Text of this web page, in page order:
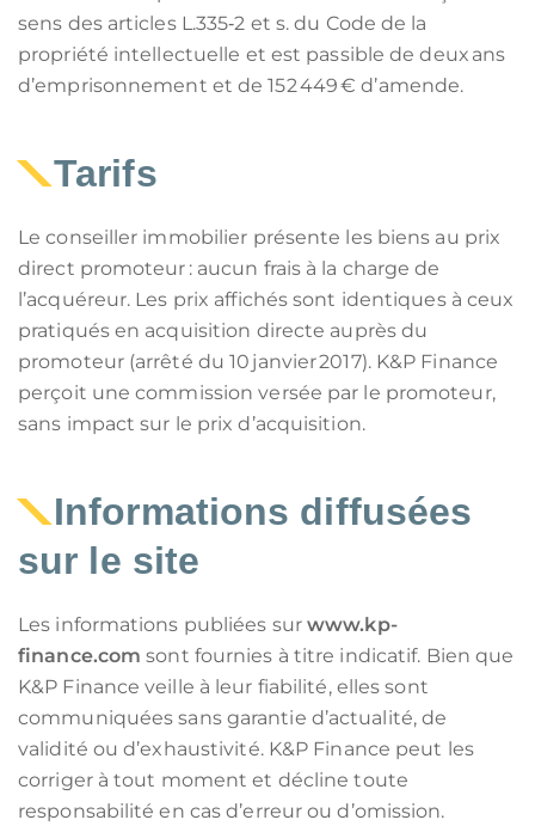
sens des articles L.335‑2 et s. du Code de la
propriété intellectuelle et est passible de deux ans
d’emprisonnement et de 152 449 € d’amende.
Tarifs
Le conseiller immobilier présente les biens au prix
direct promoteur : aucun frais à la charge de
l’acquéreur. Les prix affichés sont identiques à ceux
pratiqués en acquisition directe auprès du
promoteur (arrêté du 10 janvier 2017). K&P Finance
perçoit une commission versée par le promoteur,
sans impact sur le prix d’acquisition.
Informations diffusées
sur le site
Les informations publiées sur www.kp-
finance.com sont fournies à titre indicatif. Bien que
K&P Finance veille à leur fiabilité, elles sont
communiquées sans garantie d’actualité, de
validité ou d’exhaustivité. K&P Finance peut les
corriger à tout moment et décline toute
responsabilité en cas d’erreur ou d’omission.